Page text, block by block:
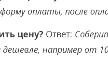
оплаты, после
цену? Ответ:
например от